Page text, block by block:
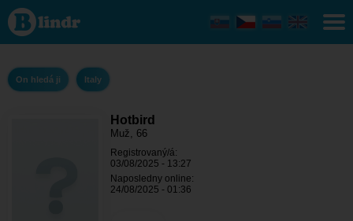
Hotbird
- On
hledá ji
Italy
On hledá ji Italy
Hotbird
Muž, 66
Registrovaný/á:
03/08/2025 - 13:27
Naposledny online:
24/08/2025 - 01:36